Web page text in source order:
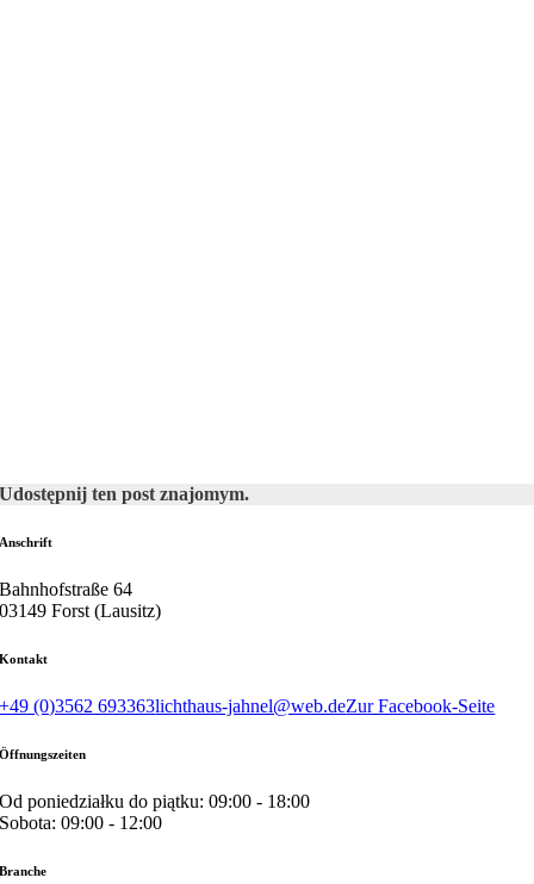
Udostępnij ten post znajomym.
Anschrift
Bahnhofstraße 64
03149 Forst (Lausitz)
Kontakt
+49 (0)3562 693363lichthaus-jahnel@web.deZur Facebook-Seite
Öffnungszeiten
Od poniedziałku do piątku: 09:00 - 18:00
Sobota: 09:00 - 12:00
Branche